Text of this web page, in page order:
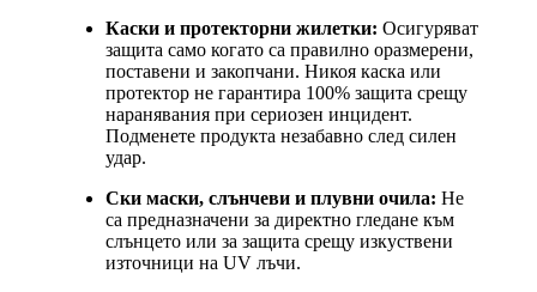
Каски и протекторни жилетки: Осигуряват
защита само когато са правилно оразмерени,
поставени и закопчани. Никоя каска или
протектор не гарантира 100% защита срещу
наранявания при сериозен инцидент.
Подменете продукта незабавно след силен
удар.
Ски маски, слънчеви и плувни очила: Не
са предназначени за директно гледане към
слънцето или за защита срещу изкуствени
източници на UV лъчи.